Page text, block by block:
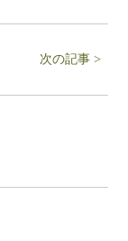
次の記事 >